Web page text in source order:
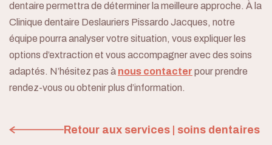
dentaire permettra de déterminer la meilleure approche. À la
Clinique dentaire Deslauriers Pissardo Jacques, notre
équipe pourra analyser votre situation, vous expliquer les
options d’extraction et vous accompagner avec des soins
adaptés. N’hésitez pas à nous contacter pour prendre
rendez-vous ou obtenir plus d’information.
Retour aux services | soins dentaires